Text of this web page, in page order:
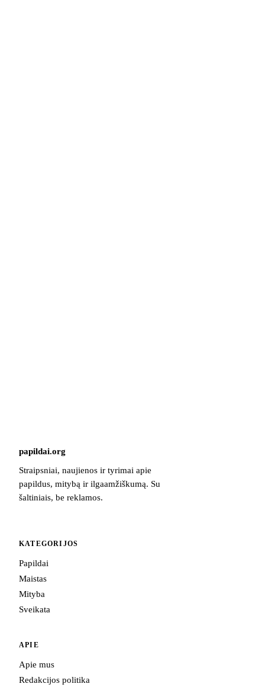
papildai.org
Straipsniai, naujienos ir tyrimai apie
papildus, mitybą ir ilgaamžiškumą. Su
šaltiniais, be reklamos.
KATEGORIJOS
Papildai
Maistas
Mityba
Sveikata
APIE
Apie mus
Redakcijos politika